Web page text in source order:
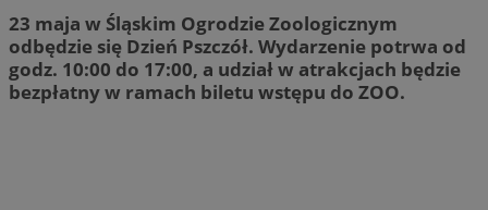
23 maja w Śląskim Ogrodzie Zoologicznym
odbędzie się Dzień Pszczół. Wydarzenie potrwa od
godz. 10:00 do 17:00, a udział w atrakcjach będzie
bezpłatny w ramach biletu wstępu do ZOO.